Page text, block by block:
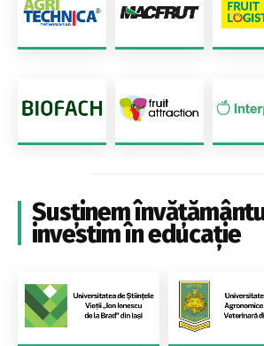
Susținem
investim în educație